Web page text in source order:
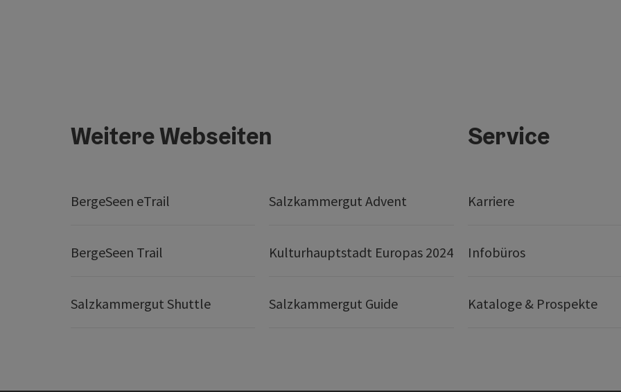
Weitere Webseiten
BergeSeen eTrail Salzkammergut Advent
BergeSeen Trail Kulturhauptstadt Europas 2024
Salzkammergut Shuttle Salzkammergut Guide
Service
Karriere
Infobüros
Kataloge & Prospekte